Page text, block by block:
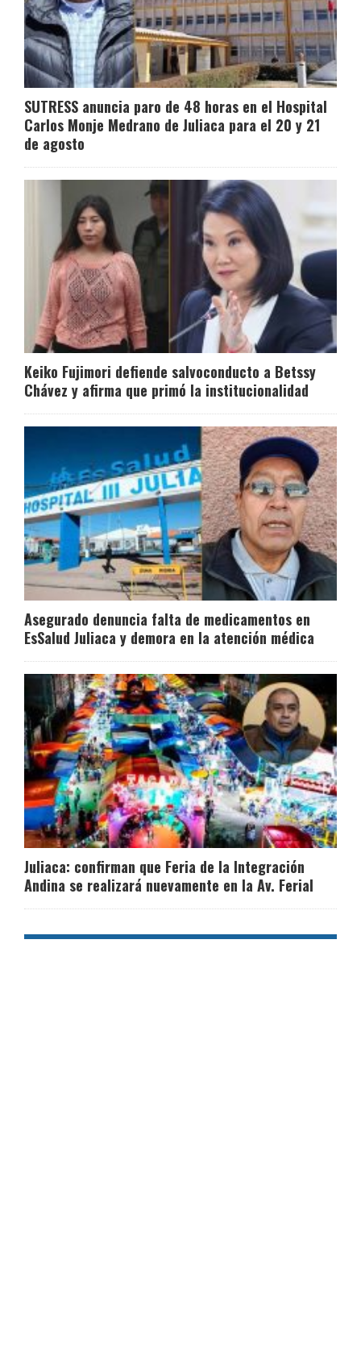
SUTRESS anuncia paro de 48 horas en el Hospital
Carlos Monje Medrano de Juliaca para el 20 y 21
de agosto
Keiko Fujimori defiende salvoconducto a Betssy
Chávez y afirma que primó la institucionalidad
Asegurado denuncia falta de medicamentos en
EsSalud Juliaca y demora en la atención médica
Juliaca: confirman que Feria de la Integración
Andina se realizará nuevamente en la Av. Ferial